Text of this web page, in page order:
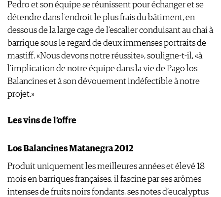
Pedro et son équipe se réunissent pour échanger et se
détendre dans l’endroit le plus frais du bâtiment, en
dessous de la large cage de l’escalier conduisant au chai à
barrique sous le regard de deux immenses portraits de
mastiff. «Nous devons notre réussite», souligne-t-il, «à
l’implication de notre équipe dans la vie de Pago los
Balancines et à son dévouement indéfectible à notre
projet.»
Les vins de l’offre
Los Balancines Matanegra 2012
Produit uniquement les meilleures années et élevé 18
mois en barriques françaises, il fascine par ses arômes
intenses de fruits noirs fondants, ses notes d’eucalyptus